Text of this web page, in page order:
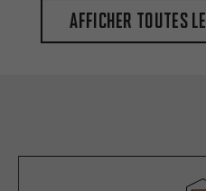
Afficher toutes